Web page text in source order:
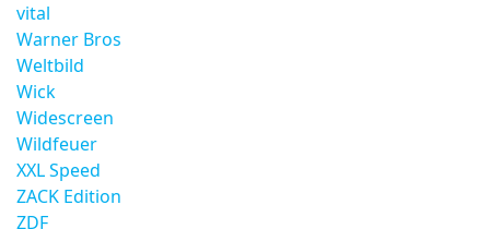
vital
Warner Bros
Weltbild
Wick
Widescreen
Wildfeuer
XXL Speed
ZACK Edition
ZDF